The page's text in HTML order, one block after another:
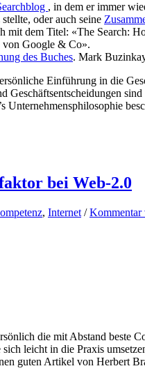
, in dem er immer
oder auch seine
mit dem Titel: «The Search:
von Google & Co».
des Buches. Mark
Einführung in die
Geschäftsentscheidungen
Unternehmensphilosophie
bei Web-2.0
, Internet /Kommentar
die mit Abstand beste
leicht in die Praxis
guten Artikel von Herbert